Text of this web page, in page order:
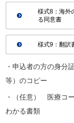
様式8：海外
る同意書
様式9：翻訳
・申込者の方の身分
等）のコピー
・（任意） 医療コ
わかる書類